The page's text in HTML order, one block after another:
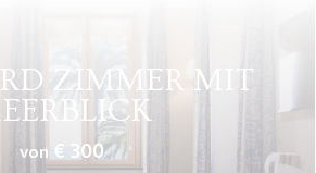
ZIMMER MIT
von € 300